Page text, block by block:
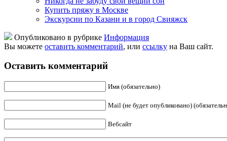
Купить пряжу в Москве
Экскурсии по Казани и в город Свияжск
Опубликовано в рубрике Информация
Вы можете оставить комментарий, или ссылку на Ваш сайт.
Оставить комментарий
Имя (обязательно)
Mail (не будет опубликовано)
Вебсайт